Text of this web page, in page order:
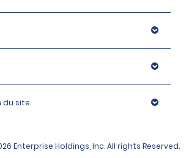
du site
Enterprise Holdings, Inc. All rights Reserved.